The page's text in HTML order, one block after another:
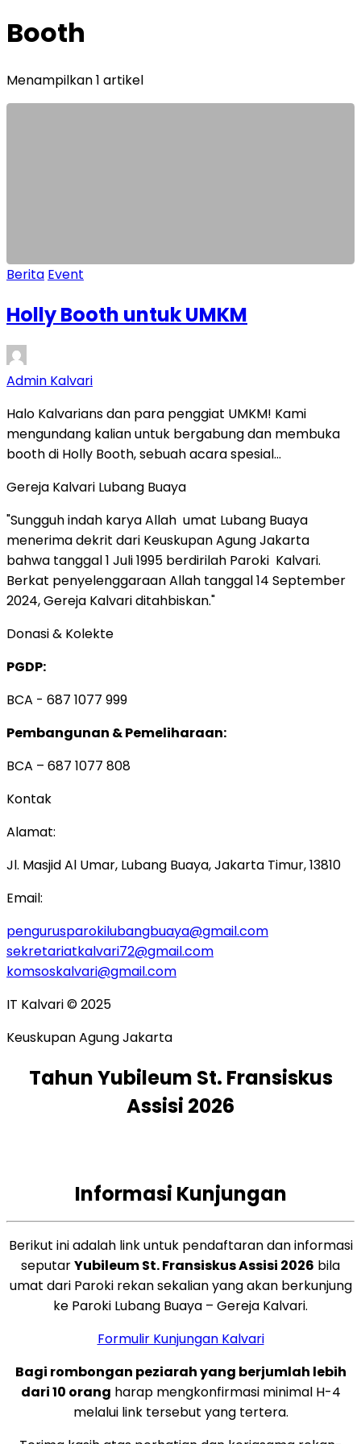
Booth
Menampilkan 1 artikel
Berita Event
Holly Booth untuk UMKM
Admin Kalvari
Halo Kalvarians dan para penggiat UMKM! Kami
mengundang kalian untuk bergabung dan membuka
booth di Holly Booth, sebuah acara spesial…
Gereja Kalvari Lubang Buaya
"Sungguh indah karya Allah umat Lubang Buaya
menerima dekrit dari Keuskupan Agung Jakarta
bahwa tanggal 1 Juli 1995 berdirilah Paroki Kalvari.
Berkat penyelenggaraan Allah tanggal 14 September
2024, Gereja Kalvari ditahbiskan."
Donasi & Kolekte
PGDP:
BCA - 687 1077 999
Pembangunan & Pemeliharaan:
BCA – 687 1077 808
Kontak
Alamat:
Jl. Masjid Al Umar, Lubang Buaya, Jakarta Timur, 13810
Email:
pengurusparokilubangbuaya@gmail.com
sekretariatkalvari72@gmail.com
komsoskalvari@gmail.com
IT Kalvari © 2025
Keuskupan Agung Jakarta
Tahun Yubileum St. Fransiskus
Assisi 2026
Informasi Kunjungan
Berikut ini adalah link untuk pendaftaran dan informasi
seputarYubileum St. Fransiskus Assisi 2026 bila
umat dari Paroki rekan sekalian yang akan berkunjung
ke Paroki Lubang Buaya – Gereja Kalvari.
Formulir Kunjungan Kalvari
Bagi rombongan peziarah yang berjumlah lebih
dari 10 orang harap mengkonfirmasi minimal H-4
melalui link tersebut yang tertera.